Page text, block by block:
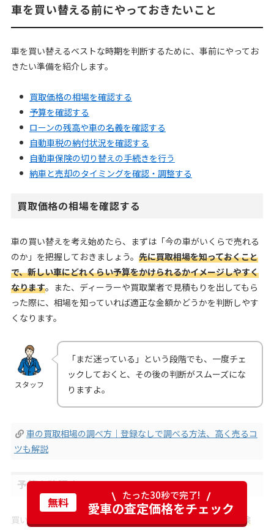
車を買い替える前にやっておきたいこと
車を買い替えるベストな時期を判断するために、事前にやってお
きたい準備を紹介します。
買取価格の相場を確認する
予算を確認する
ローンの残高や車の名義を確認する
自動車税の納付状況を確認する
自動車保険の切り替えの手続きを行う
納車と売却のタイミングを確認・調整する
買取価格の相場を確認する
車の買い替えを考え始めたら、まずは「今の車がいくらで売れる
のか」を把握しておきましょう。 先に買取相場を知っておくこと
で、新しい車にどれくらい予算をかけられるかイメージしやすく
なります。また、ディーラーや買取業者で見積もりを出してもら
った際に、相場を知っていれば適正な金額かどうかを判断しやす
くなります。
スタッフ
「まだ迷っている」という段階でも、一度チェ
ックしておくと、その後の判断がスムーズにな
りますよ。
車の買取相場の調べ方｜登録なしで調べる方法、高く売るコ
ツも解説
予算を確認する
買い替える車を選ぶ際は、
車両本体価格だけでなく税金、保険
無料 たった30秒で完了!
愛車の査定価格をチェック